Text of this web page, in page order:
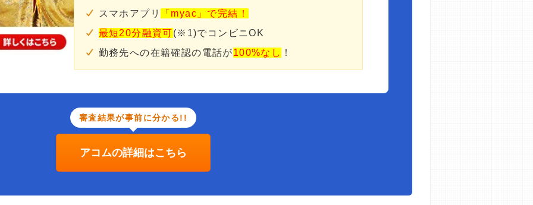
スマホアプリ
「myac」で完結！
最短20分融資可(※1)でコンビニOK
勤務先への在籍確認の電話が100%なし ！
審査結果が事前に分かる!!
アコムの詳細はこちら